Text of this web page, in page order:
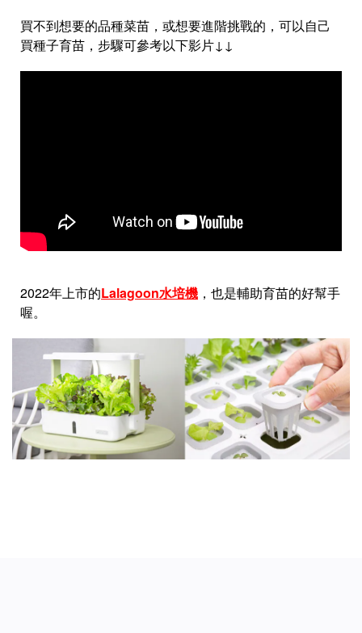
買不到想要的品種菜苗，或想要進階挑戰的，可以自己
買種子育苗，步驟可參考以下影片↓↓
2022年上市的Lalagoon水培機 ，也是輔助育苗的好幫手
喔。